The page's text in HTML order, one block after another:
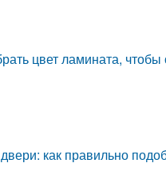
цвет ламината, чтобы
как правильно